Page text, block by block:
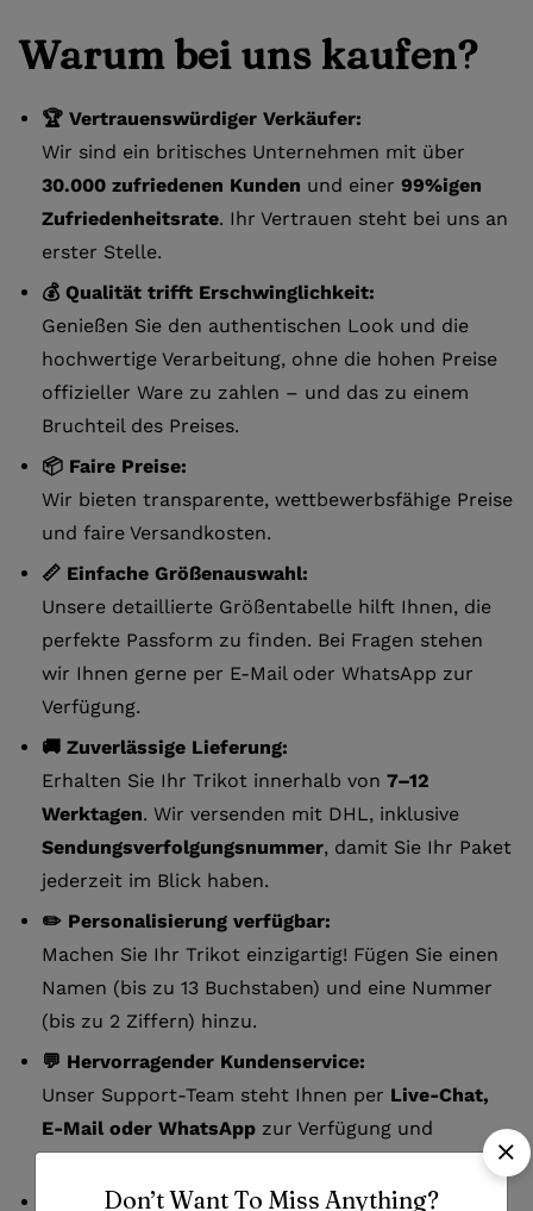
Warum bei uns kaufen?
🏆 Vertrauenswürdiger Verkäufer:
Wir sind ein britisches Unternehmen mit über
30.000 zufriedenen Kunden und einer 99%igen
Zufriedenheitsrate. Ihr Vertrauen steht bei uns an
erster Stelle.
💰 Qualität trifft Erschwinglichkeit:
Genießen Sie den authentischen Look und die
hochwertige Verarbeitung, ohne die hohen Preise
offizieller Ware zu zahlen – und das zu einem
Bruchteil des Preises.
📦 Faire Preise:
Wir bieten transparente, wettbewerbsfähige Preise
und faire Versandkosten.
📏 Einfache Größenauswahl:
Unsere detaillierte Größentabelle hilft Ihnen, die
perfekte Passform zu finden. Bei Fragen stehen
wir Ihnen gerne per E-Mail oder WhatsApp zur
Verfügung.
🚚 Zuverlässige Lieferung:
Erhalten Sie Ihr Trikot innerhalb von 7–12
Werktagen. Wir versenden mit DHL, inklusive
Sendungsverfolgungsnummer, damit Sie Ihr Paket
jederzeit im Blick haben.
✏️ Personalisierung verfügbar:
Machen Sie Ihr Trikot einzigartig! Fügen Sie einen
Namen (bis zu 13 Buchstaben) und eine Nummer
(bis zu 2 Ziffern) hinzu.
💬 Hervorragender Kundenservice:
Unser Support-Team steht Ihnen per Live-Chat,
E-Mail oder WhatsApp zur Verfügung und
antwortet in der Regel innerhalb von 24 Stunden.
🔄 Einfache Rückgabe:
Don’t Want To Miss Anything?